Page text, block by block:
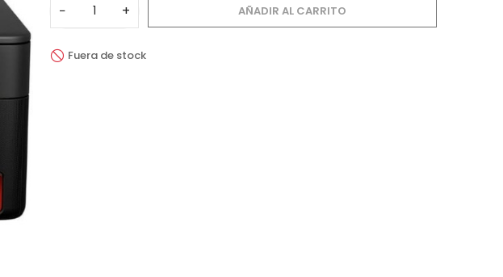
− + AÑADIR AL CARRITO
Fuera de stock